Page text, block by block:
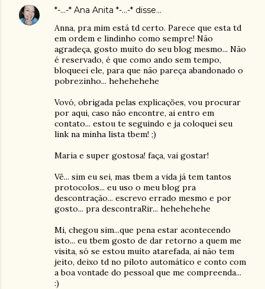
*-...-* Ana Anita *-...-* disse…
Anna, pra mim está td certo. Parece que esta td
em ordem e lindinho como sempre! Não
agradeça, gosto muito do seu blog mesmo... Não
é reservado, é que como ando sem tempo,
bloqueei ele, para que não pareça abandonado o
pobrezinho... hehehehehe
Vovó, obrigada pelas explicações, vou procurar
por aqui, caso não encontre, ai entro em
contato... estou te seguindo e ja coloquei seu
link na minha lista tbem! ;)
Maria e super gostosa! faça, vai gostar!
Vê... sim eu sei, mas tbem a vida já tem tantos
protocolos... eu uso o meu blog pra
descontração... escrevo errado mesmo e por
gosto... pra descontraRir... hehehehehe
Mi, chegou sim...que pena estar acontecendo
isto... eu tbem gosto de dar retorno a quem me
visita, só se estou muito atarefada, aí não tem
jeito, deixo td no piloto automático e conto com
a boa vontade do pessoal que me compreenda...
:)